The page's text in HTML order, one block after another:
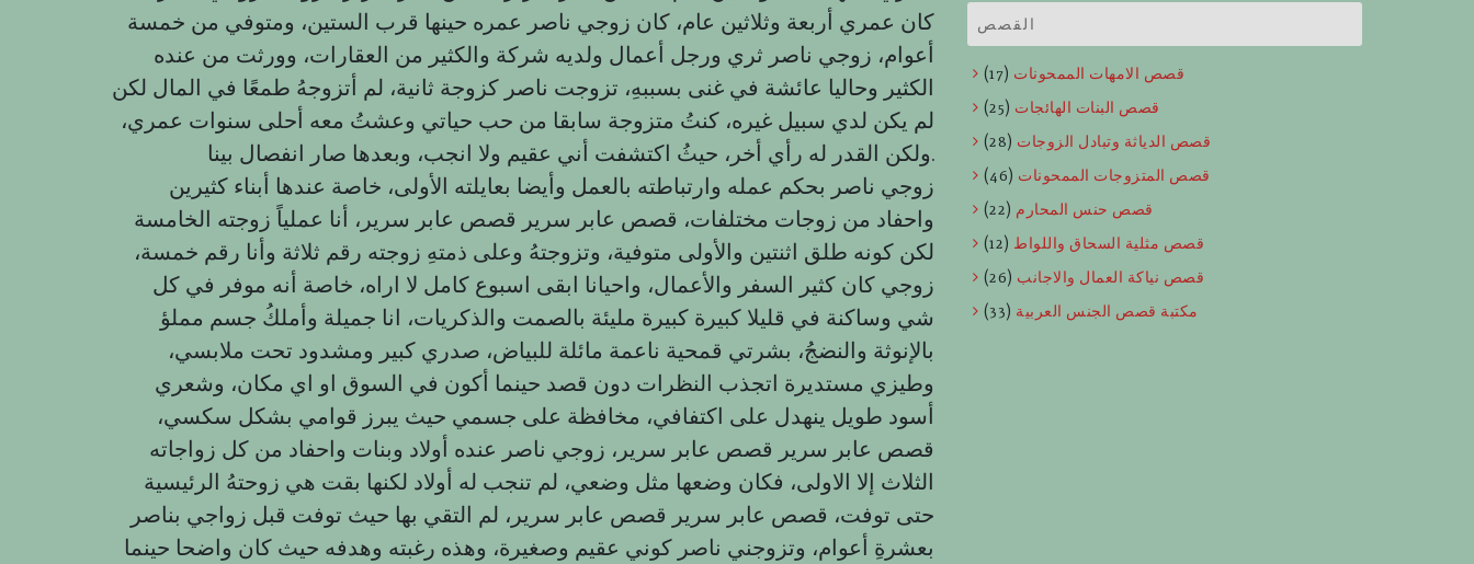
كان عمري أربعة وثلاثين عام، كان زوجي ناصر عمره حينها قرب الستين، ومتوفي من خمسة
أعوام، زوجي ناصر ثري ورجل أعمال ولديه شركة والكثير من العقارات، وورثت من عنده
الكثير وحاليا عائشة في غنى بسببهِ، تزوجت ناصر كزوجة ثانية، لم أتزوجهُ طمعًا في المال لكن
لم يكن لدي سبيل غيره، كنتُ متزوجة سابقا من حب حياتي وعشتُ معه أحلى سنوات عمري،
ولكن القدر له رأي أخر، حيثُ اكتشفت أني عقيم ولا انجب، وبعدها صار انفصال بينا.
زوجي ناصر بحكم عمله وارتباطته بالعمل وأيضا بعايلته الأولى، خاصة عندها أبناء كثيرين
واحفاد من زوجات مختلفات، قصص عابر سرير قصص عابر سرير، أنا عملياً زوجته الخامسة
لكن كونه طلق اثنتين والأولى متوفية، وتزوجتهُ وعلى ذمتهِ زوجته رقم ثلاثة وأنا رقم خمسة،
زوجي كان كثير السفر والأعمال، واحيانا ابقى اسبوع كامل لا اراه، خاصة أنه موفر في كل
شي وساكنة في قليلا كبيرة كبيرة مليئة بالصمت والذكريات، انا جميلة وأملكُ جسم مملؤ
بالإنوثة والنضجُ، بشرتي قمحية ناعمة مائلة للبياض، صدري كبير ومشدود تحت ملابسي،
وطيزي مستديرة اتجذب النظرات دون قصد حينما أكون في السوق او اي مكان، وشعري
أسود طويل ينهدل على اكتفافي، مخافظة على جسمي حيث يبرز قوامي بشكل سكسي،
قصص عابر سرير قصص عابر سرير، زوجي ناصر عنده أولاد وبنات واحفاد من كل زواجاته
الثلاث إلا الاولى، فكان وضعها مثل وضعي، لم تنجب له أولاد لكنها بقت هي زوحتهُ الرئيسية
حتى توفت، قصص عابر سرير قصص عابر سرير، لم التقي بها حيث توفت قبل زواجي بناصر
بعشرةِ أعوام، وتزوجني ناصر كوني عقيم وصغيرة، وهذه رغبته وهدفه حيث كان واضحا حينما
القصص
قصص الامهات الممحونات (17)
قصص البنات الهائجات (25)
قصص الدياثة وتبادل الزوجات (28)
قصص المتزوجات الممحونات (46)
قصص حنس المحارم (22)
قصص مثلية السحاق واللواط (12)
قصص نياكة العمال والاجانب (26)
مكتبة قصص الجنس العربية (33)